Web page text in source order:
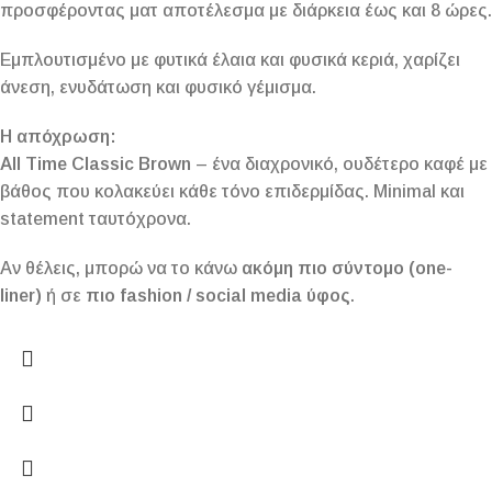
προσφέροντας ματ αποτέλεσμα με διάρκεια έως και 8 ώρες.
Εμπλουτισμένο με φυτικά έλαια και φυσικά κεριά, χαρίζει
άνεση, ενυδάτωση και φυσικό γέμισμα.
Η απόχρωση:
All Time Classic Brown – ένα διαχρονικό, ουδέτερο καφέ με
βάθος που κολακεύει κάθε τόνο επιδερμίδας. Minimal και
statement ταυτόχρονα.
Αν θέλεις, μπορώ να το κάνω ακόμη πιο σύντομο (one-
liner) ή σε πιο fashion / social media ύφος.